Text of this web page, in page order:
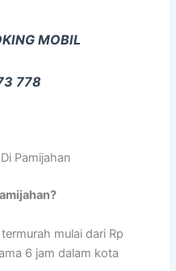
MOBIL
778
Pamijahan
mulai dari Rp
6 jam dalam kota